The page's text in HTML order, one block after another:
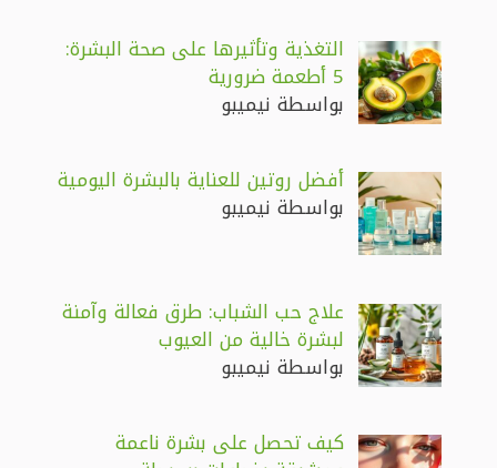
التغذية وتأثيرها على صحة البشرة:
5 أطعمة ضرورية
بواسطة نيميبو
أفضل روتين للعناية بالبشرة اليومية
بواسطة نيميبو
علاج حب الشباب: طرق فعالة وآمنة
لبشرة خالية من العيوب
بواسطة نيميبو
كيف تحصل على بشرة ناعمة